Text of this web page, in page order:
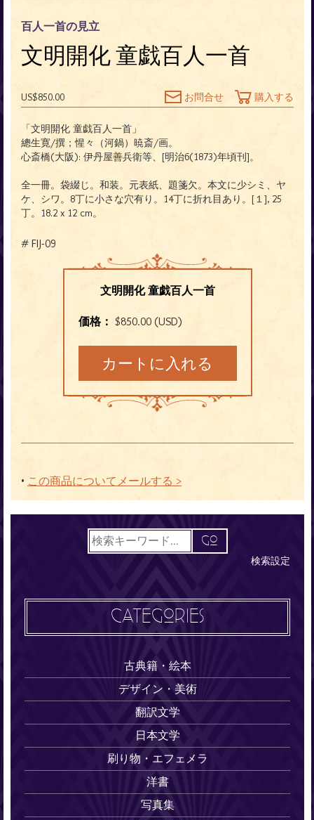
百人一首の見立
文明開化 童戯百人一首
US$850.00 お問合せ 購入する
「文明開化 童戯百人一首」
總生寛/撰；惺々（河鍋）暁斎/画。
心斎橋(大阪): 伊丹屋善兵衛等、[明治6(1873)年頃刊]。
全一冊。袋綴じ。和装。元表紙、題箋欠。本文に少シミ、ヤ
ケ、シワ。8丁に小さな穴有り。14丁に折れ目あり。[１], 25
丁。 18.2 x 12 cm。
# FIJ-09
文明開化 童戯百人一首
価格： $850.00 (USD)
• この商品についてメールする >
検索設定
CATEGORIES
古典籍・絵本
デザイン・美術
翻訳文学
日本文学
刷り物・エフェメラ
洋書
写真集